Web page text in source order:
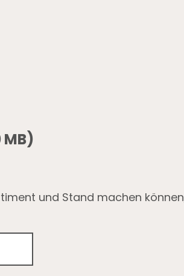
und Stand machen